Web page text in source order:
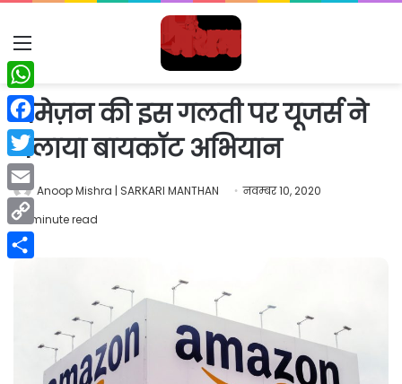
Menu
अमेज़न की इस गलती पर यूजर्स ने
चलाया बायकॉट अभियान
Anoop Mishra | SARKARI MANTHAN
नवम्बर 10, 2020
1 minute read
WhatsApp
Facebook
Twitter
Email
Copy
Link